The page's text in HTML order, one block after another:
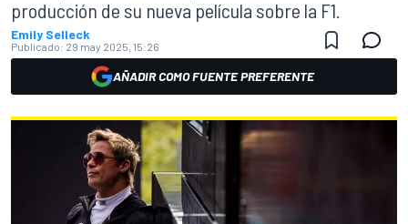
producción de su nueva película sobre la F1.
Emily Selleck
Publicado: 29 may 2025, 15:26
AÑADIR COMO FUENTE PREFERENTE